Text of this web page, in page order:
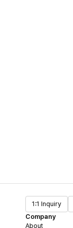
1:1 Inquiry
Company
About